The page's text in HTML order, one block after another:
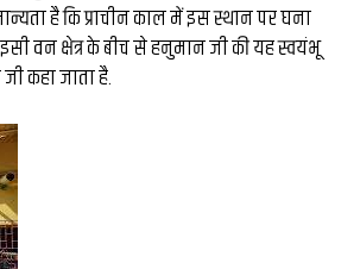
है कि प्राचीन काल में इस स्थान पर घना
वन क्षेत्र के बीच से हनुमान जी की यह स्वयंभू
कहा जाता है.
शौचालय फिर भी परेशानी
काशी में गंदगी से लोग परेशान